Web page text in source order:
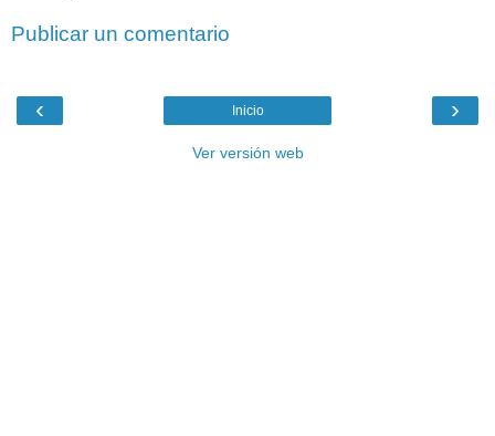
Publicar un comentario
‹ ›
Inicio
Ver versión web